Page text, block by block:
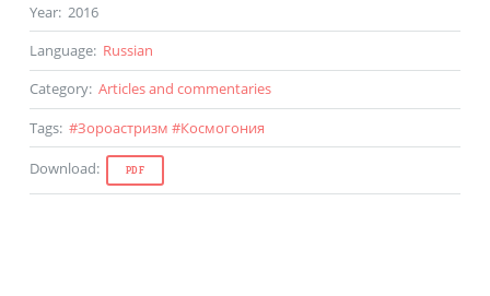
Year: 2016
Language: Russian
Category: Articles and commentaries
Tags: #Зороастризм #Космогония
Download: PDF